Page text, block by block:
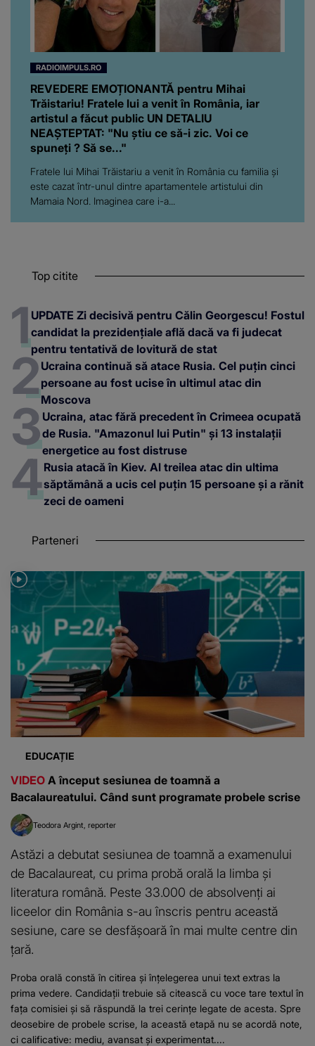
RADIOIMPULS.RO
REVEDERE EMOȚIONANTĂ pentru Mihai
Trăistariu! Fratele lui a venit în România, iar
artistul a făcut public UN DETALIU
NEAȘTEPTAT: "Nu știu ce să-i zic. Voi ce
spuneți ? Să se..."
Fratele lui Mihai Trăistariu a venit în România cu familia și
este cazat într-unul dintre apartamentele artistului din
Mamaia Nord. Imaginea care i-a...
Top citite
UPDATE Zi decisivă pentru Călin Georgescu! Fostul
candidat la prezidențiale află dacă va fi judecat
pentru tentativă de lovitură de stat
Ucraina continuă să atace Rusia. Cel puțin cinci
persoane au fost ucise în ultimul atac din
Moscova
Ucraina, atac fără precedent în Crimeea ocupată
de Rusia. "Amazonul lui Putin" și 13 instalații
energetice au fost distruse
Rusia atacă în Kiev. Al treilea atac din ultima
săptămână a ucis cel puțin 15 persoane și a rănit
zeci de oameni
Parteneri
EDUCAȚIE
VIDEO A început sesiunea de toamnă a
Bacalaureatului. Când sunt programate probele scrise
Teodora Argint reporter
Astăzi a debutat sesiunea de toamnă a examenului
de Bacalaureat, cu prima probă orală la limba și
literatura română. Peste 33.000 de absolvenți ai
liceelor din România s-au înscris pentru această
sesiune, care se desfășoară în mai multe centre din
țară.
Proba orală constă în citirea și înțelegerea unui text extras la
prima vedere. Candidații trebuie să citească cu voce tare textul în
fața comisiei și să răspundă la trei cerințe legate de acesta. Spre
deosebire de probele scrise, la această etapă nu se acordă note,
ci calificative: mediu, avansat și experimentat....